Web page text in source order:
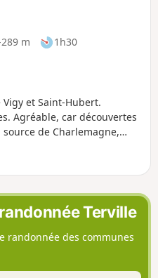
m
1h30
et Saint-Hubert.
Agréable, car découvertes
de Charlemagne,
de pluies, car très boueux.
Terville
randonnée des communes